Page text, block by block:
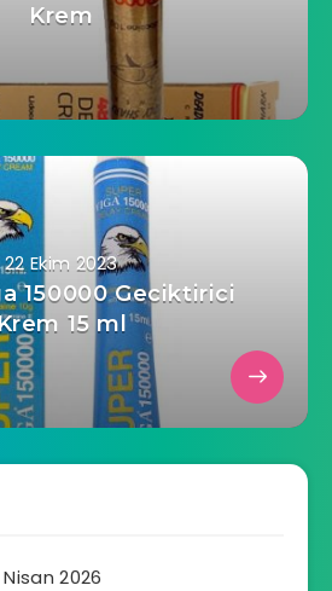
Krem
22 Ekim 2023
150000 Geciktirici
15 ml
2026